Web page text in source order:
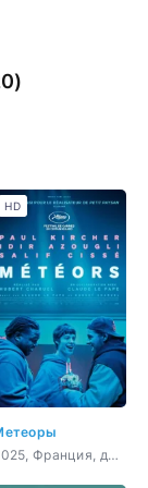
2025, Франция, драма
HD